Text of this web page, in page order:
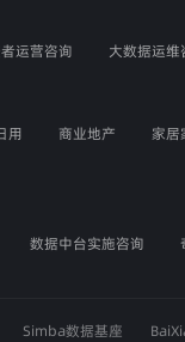
运营咨询 大数据运维
用 商业地产
家居
数据中台实施咨询
Simba数据基座